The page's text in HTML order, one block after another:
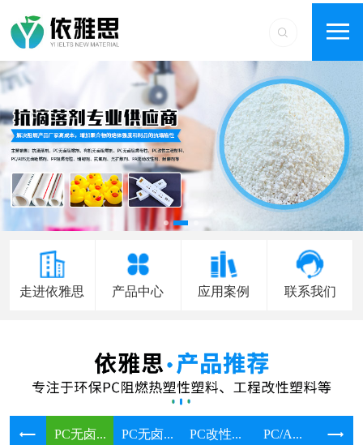
走进依雅思 产品中心 应用案例 联系我们
PC无卤... PC无卤... PC改性... PC/A... 溴系